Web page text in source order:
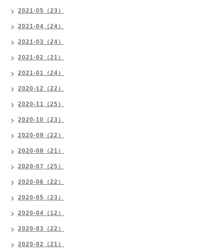
2021-05（23）
2021-04（24）
2021-03（24）
2021-02（21）
2021-01（24）
2020-12（22）
2020-11（25）
2020-10（23）
2020-09（22）
2020-08（21）
2020-07（25）
2020-06（22）
2020-05（23）
2020-04（12）
2020-03（22）
2020-02（21）